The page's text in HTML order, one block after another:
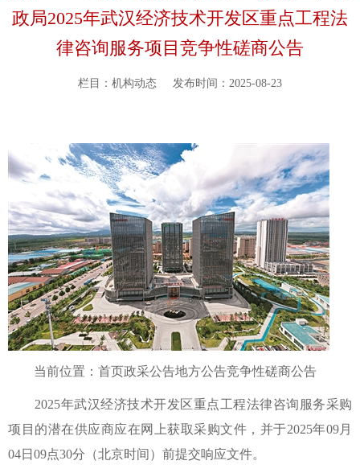
政局2025年武汉经济技术开发区重点工程法
律咨询服务项目竞争性磋商公告
栏目：机构动态 发布时间：2025-08-23
当前位置：首页政采公告地方公告竞争性磋商公告
2025年武汉经济技术开发区重点工程法律咨询服务采购
项目的潜在供应商应在网上获取采购文件，并于2025年09月
04日09点30分（北京时间）前提交响应文件。